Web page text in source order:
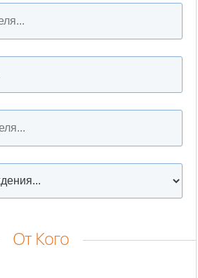
От Кого